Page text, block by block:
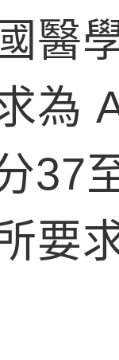
醫
為
37
要